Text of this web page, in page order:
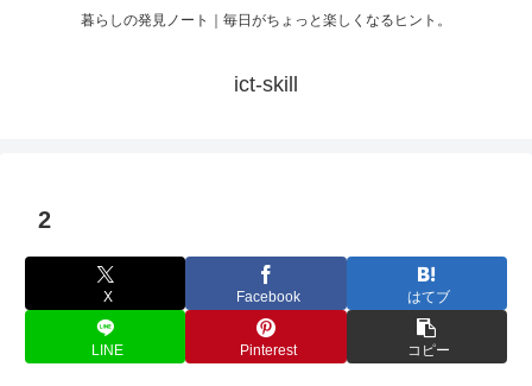
暮らしの発見ノート｜毎日がちょっと楽しくなるヒント。
ict-skill
2
X Facebook はてブ
LINE Pinterest コピー